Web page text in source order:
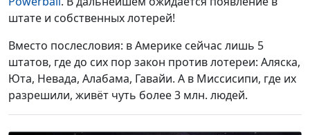
штате и собственных лотерей!
Вместо послесловия: в Америке сейчас лишь 5
штатов, где до сих пор закон против лотереи: Аляска,
Юта, Невада, Алабама, Гавайи. А в Миссисипи, где их
разрешили, живёт чуть более 3 млн. людей.